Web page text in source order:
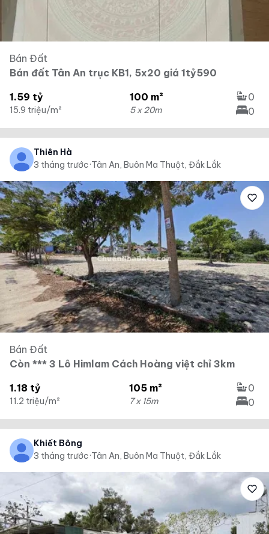
Bán Đất
Bán đất Tân An trục KB1, 5x20 giá 1tỷ590
1.59 tỷ
15.9 triệu/m²
100 m²
5 x 20m
0
0
Thiên Hà
3 tháng trước·Tân An, Buôn Ma Thuột, Đắk Lắk
Bán Đất
Còn *** 3 Lô Himlam Cách Hoàng việt chỉ 3km
1.18 tỷ
11.2 triệu/m²
105 m²
7 x 15m
0
0
Khiết Bông
3 tháng trước·Tân An, Buôn Ma Thuột, Đắk Lắk